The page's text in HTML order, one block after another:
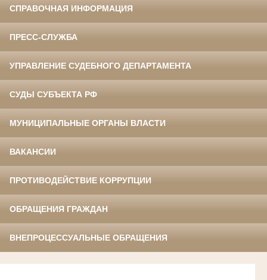
СПРАВОЧНАЯ ИНФОРМАЦИЯ
ПРЕСС-СЛУЖБА
УПРАВЛЕНИЕ СУДЕБНОГО ДЕПАРТАМЕНТА
СУДЫ СУБЪЕКТА РФ
МУНИЦИПАЛЬНЫЕ ОРГАНЫ ВЛАСТИ
ВАКАНСИИ
ПРОТИВОДЕЙСТВИЕ КОРРУПЦИИ
ОБРАЩЕНИЯ ГРАЖДАН
ВНЕПРОЦЕССУАЛЬНЫЕ ОБРАЩЕНИЯ